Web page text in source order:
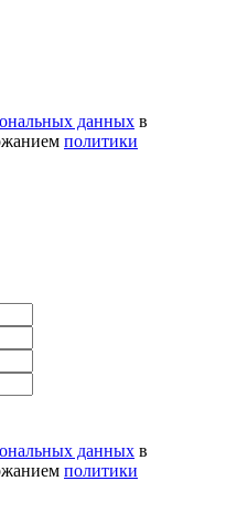
данных в
политики
данных в
политики